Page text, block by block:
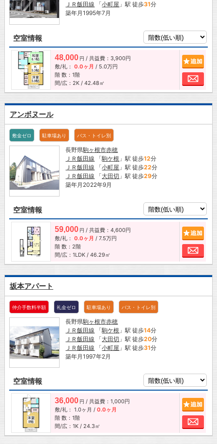
ＪＲ飯田線 「小町屋 」駅 徒歩31分
築年月1995年7月
空室情報
48,000 円 / 共益費：3,900円
敷/礼： 0.0ヶ月 / 5.0万円
階 数：1階
間/広：2K / 42.48㎡
お
アンボヌール
敷金ゼロ 駐車場あり バス・トイレ別
長野県駒ヶ根市赤穂
ＪＲ飯田線 「駒ケ根 」駅 徒歩12分
ＪＲ飯田線 「小町屋 」駅 徒歩22分
ＪＲ飯田線 「大田切 」駅 徒歩29分
築年月2022年9月
空室情報
59,000 円 / 共益費：4,600円
敷/礼： 0.0ヶ月 / 7.5万円
階 数：2階
間/広：1LDK / 46.29㎡
お
坂本アパート
仲介手数料半額 礼金ゼロ 駐車場あり バス・トイレ別
長野県駒ヶ根市赤穂
ＪＲ飯田線 「駒ケ根 」駅 徒歩14分
ＪＲ飯田線 「大田切 」駅 徒歩20分
ＪＲ飯田線 「小町屋 」駅 徒歩31分
築年月1997年2月
空室情報
36,000 円 / 共益費：1,000円
敷/礼： 1.0ヶ月 / 0.0ヶ月
階 数：1階
間/広：1K / 24.3㎡
お